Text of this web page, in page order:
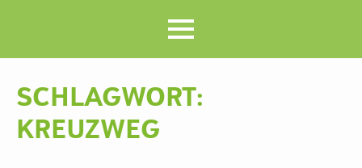
SCHLAGWORT:
KREUZWEG